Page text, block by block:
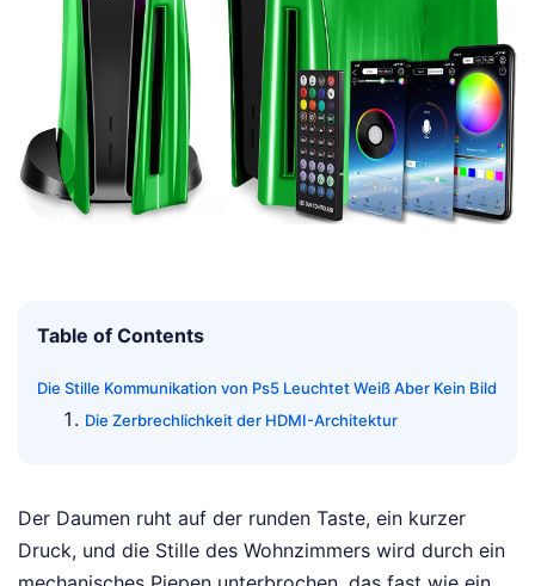
Table of Contents
Die Stille Kommunikation von Ps5 Leuchtet Weiß Aber Kein Bild
Die Zerbrechlichkeit der HDMI-Architektur
Der Daumen ruht auf der runden Taste, ein kurzer
Druck, und die Stille des Wohnzimmers wird durch ein